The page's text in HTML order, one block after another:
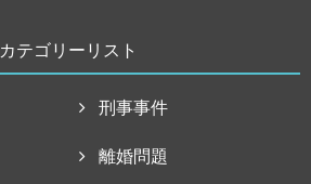
カテゴリーリスト
刑事事件
離婚問題